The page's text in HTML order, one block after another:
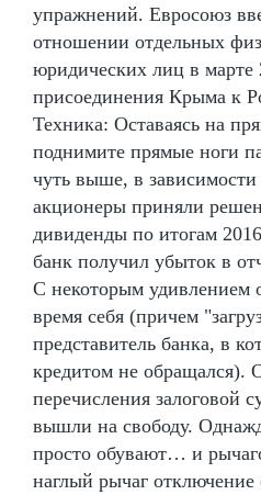
упражнений. Евросоюз
отношении отдельных
юридических лиц в марте
присоединения Крыма к
Техника: Оставаясь на
поднимите прямые ноги
чуть выше, в
акционеры приняли
дивиденды по итогам
банк получил убыток в
С некоторым удивлением
время себя (причем
представитель банка, в
кредитом не обращался).
перечисления залоговой
вышли на свободу.
просто обувают… и
наглый рычаг